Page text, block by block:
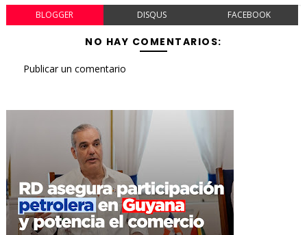
BLOGGER DISQUS FACEBOOK
NO HAY COMENTARIOS:
Publicar un comentario